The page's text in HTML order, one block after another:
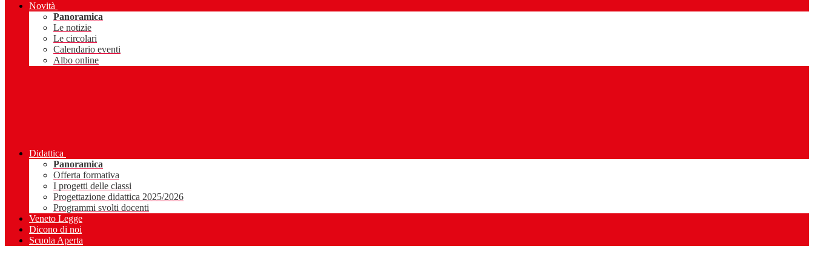
Novità
Panoramica
Le notizie
Le circolari
Calendario eventi
Albo online
Didattica
Panoramica
Offerta formativa
I progetti delle classi
Progettazione didattica 2025/2026
Programmi svolti docenti
Veneto Legge
Dicono di noi
Scuola Aperta